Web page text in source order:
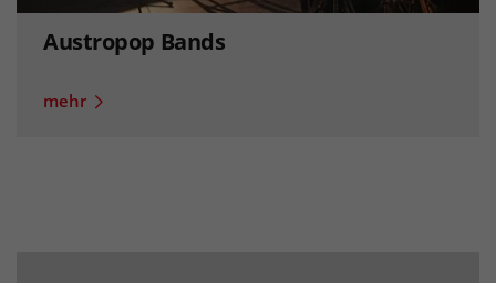
Austropop Bands
mehr